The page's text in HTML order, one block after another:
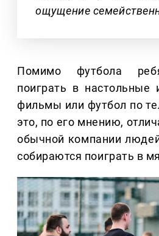
ощущение
Помимо футбола
поиграть в настольные
фильмы или футбол по
это, по его мнению,
обычной компании
собираются поиграть в